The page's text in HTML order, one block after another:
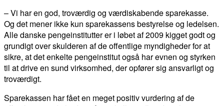
– Vi har en god, troværdig og værdiskabende sparekasse.
Og det mener ikke kun sparekassens bestyrelse og ledelsen.
Alle danske pengeinstitutter er i løbet af 2009 kigget godt og
grundigt over skulderen af de offentlige myndigheder for at
sikre, at det enkelte pengeinstitut også har evnen og styrken
til at drive en sund virksomhed, der opfører sig ansvarligt og
troværdigt.
Sparekassen har fået en meget positiv vurdering af de